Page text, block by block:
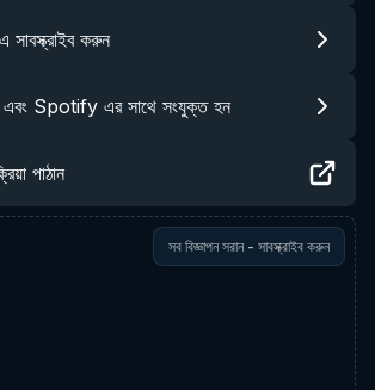
করুন
Spotify এর সাথে সংযুক্ত হন
পাঠান
সব বিজ্ঞাপন সরান - সাবস্ক্রাইব করুন